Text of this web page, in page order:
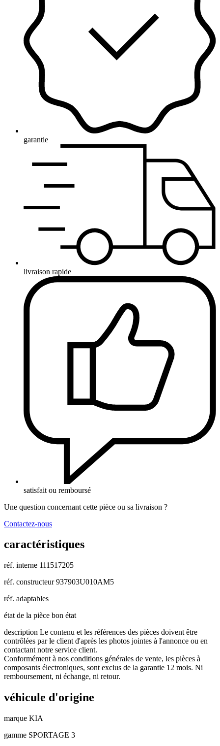
garantie
livraison rapide
satisfait ou remboursé
Une question concernant cette pièce ou sa livraison ?
Contactez-nous
caractéristiques
réf. interne 111517205
réf. constructeur 937903U010AM5
réf. adaptables
état de la pièce bon état
description Le contenu et les références des pièces doivent être
contrôlées par le client d'après les photos jointes à l'annonce ou en
contactant notre service client.
Conformément à nos conditions générales de vente, les pièces à
composants électroniques, sont exclus de la garantie 12 mois. Ni
remboursement, ni échange, ni retour.
véhicule d'origine
marque KIA
gamme SPORTAGE 3